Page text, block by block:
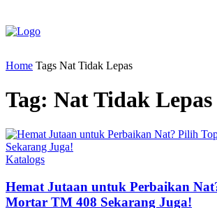
Home Tags Nat Tidak Lepas
Tag: Nat Tidak Lepas
Katalogs
Hemat Jutaan untuk Perbaikan
Mortar TM 408 Sekarang Juga!